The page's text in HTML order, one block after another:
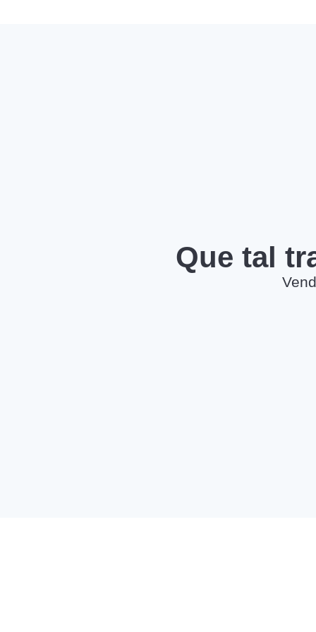
Que tal